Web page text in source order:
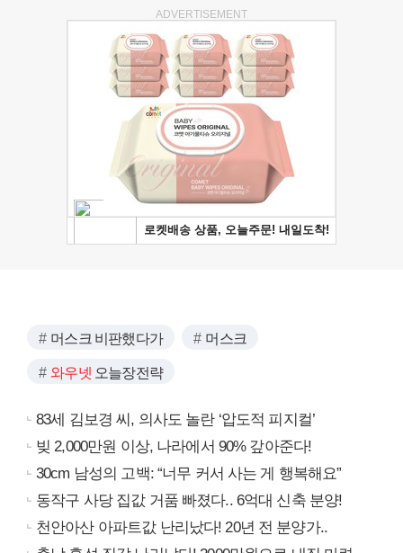
ADVERTISEMENT
머스크 비판했다가 머스크
와우넷 오늘장전략
83세 김보경 씨, 의사도 놀란 ‘압도적 피지컬’
빚 2,000만원 이상, 나라에서 90% 갚아준다!
30cm 남성의 고백: “너무 커서 사는 게 행복해요”
동작구 사당 집값 거품 빠졌다.. 6억대 신축 분양!
천안아산 아파트값 난리났다! 20년 전 분양가..